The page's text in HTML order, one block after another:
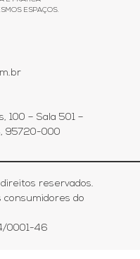
ESPAÇOS.
100 – Sala 501 –
95720-000
reservados.
consumidores do
0001-46